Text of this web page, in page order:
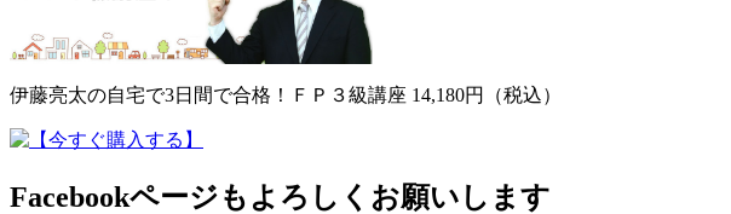
伊藤亮太の自宅で3日間で合格！ＦＰ３級講座 14,180円（税込）
Facebookページもよろしくお願いします